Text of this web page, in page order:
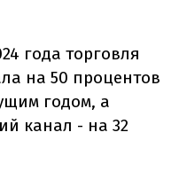
года торговля
на 50 процентов
годом, а
канал - на 32